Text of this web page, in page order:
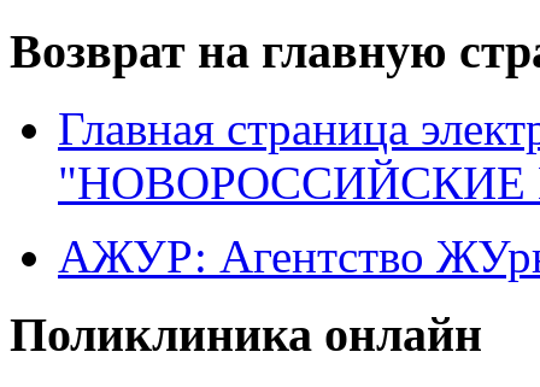
Возврат на главную
Главная страница
"НОВОРОССИЙСКИЕ
АЖУР: Агентство
Поликлиника онлайн